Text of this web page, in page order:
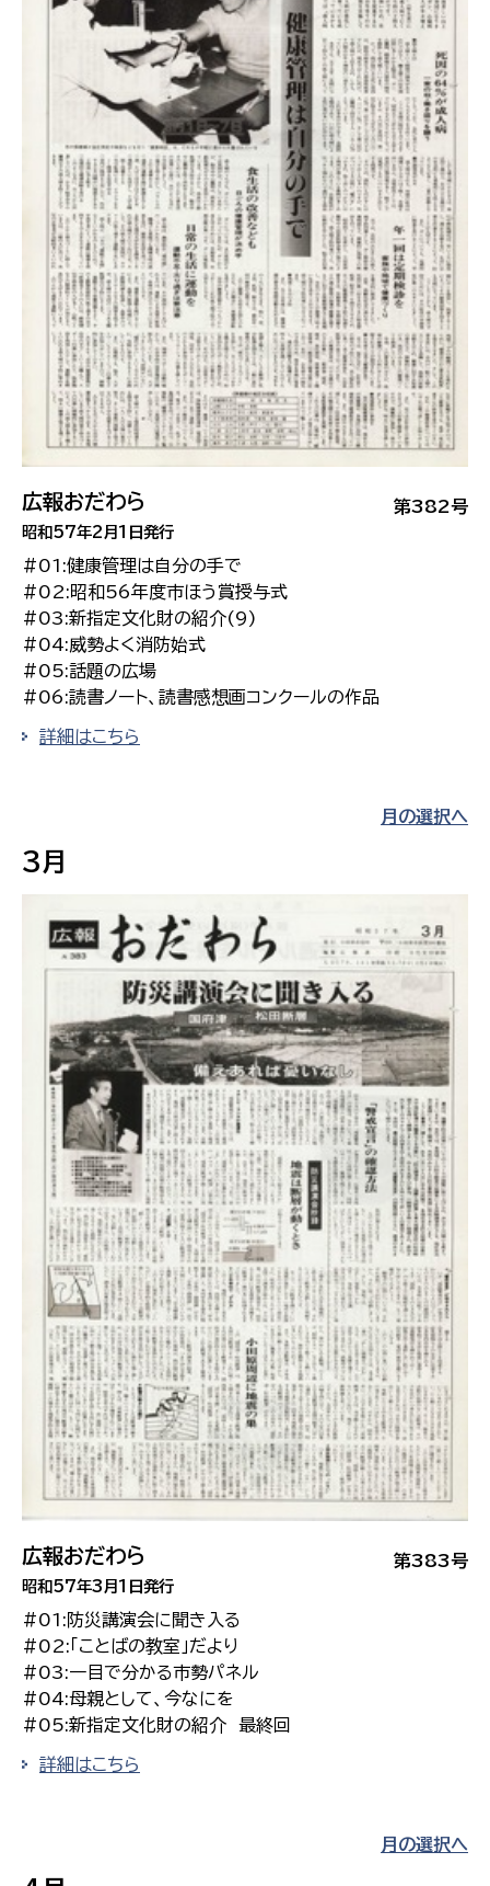
第382号
広報おだわら
昭和57年2月1日発行
#01:健康管理は自分の手で
#02:昭和56年度市ほう賞授与式
#03:新指定文化財の紹介(9)
#04:威勢よく消防始式
#05:話題の広場
#06:読書ノート、読書感想画コンクールの作品
詳細はこちら
月の選択へ
3月
第383号
広報おだわら
昭和57年3月1日発行
#01:防災講演会に聞き入る
#02:「ことばの教室」だより
#03:一目で分かる市勢パネル
#04:母親として、今なにを
#05:新指定文化財の紹介 最終回
詳細はこちら
月の選択へ